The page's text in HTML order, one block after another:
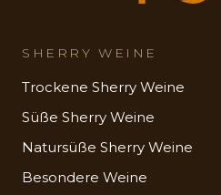
SHERRY WEINE
Trockene Sherry Weine
Süße Sherry Weine
Natursüße Sherry Weine
Besondere Weine